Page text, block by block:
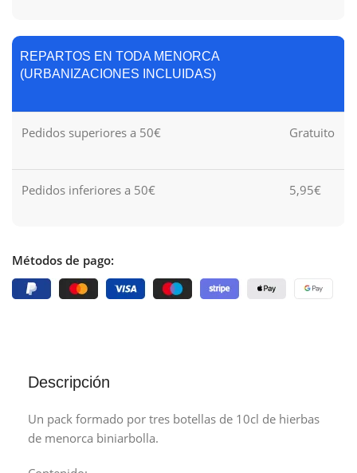
REPARTOS EN TODA MENORCA
(URBANIZACIONES INCLUIDAS)
Pedidos superiores a 50€ Gratuito
Pedidos inferiores a 50€ 5,95€
Métodos de pago:
Descripción
Un pack formado por tres botellas de 10cl de hierbas
de menorca biniarbolla.